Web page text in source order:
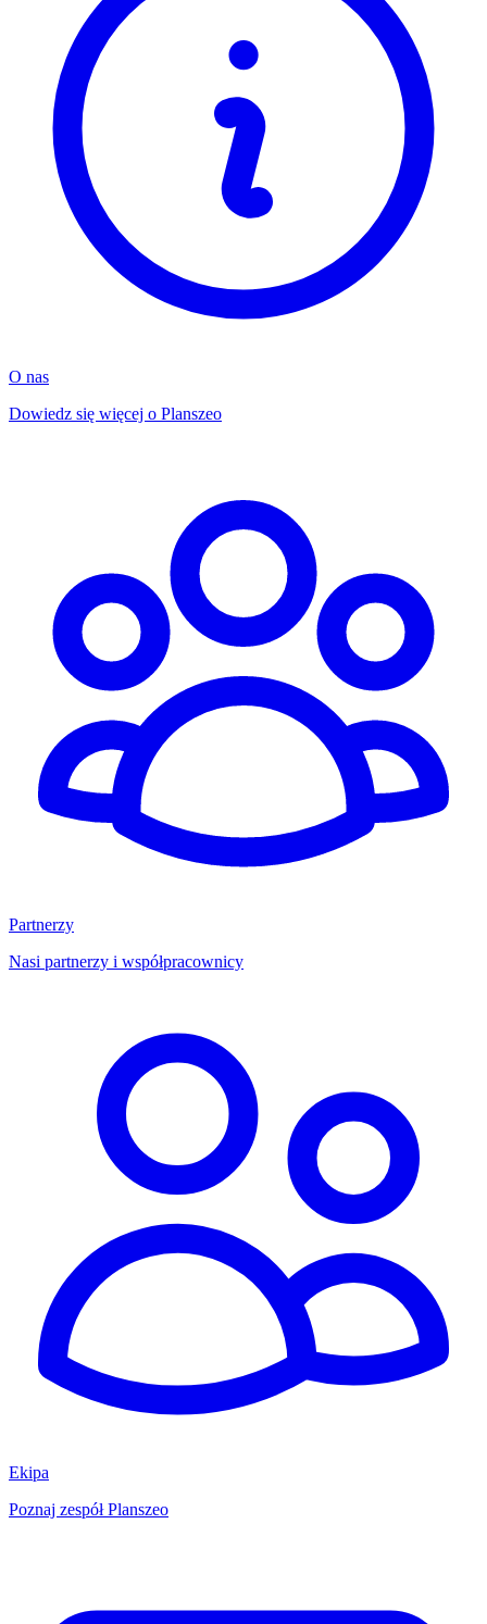
O nas
Dowiedz się więcej o Planszeo
Partnerzy
Nasi partnerzy i współpracownicy
Ekipa
Poznaj zespół Planszeo